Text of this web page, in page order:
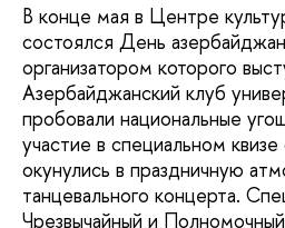
В конце мая в Центре
состоялся День
организатором которого
Азербайджанский клуб
пробовали национальные
участие в специальном
окунулись в праздничную
танцевального концерта.
Чрезвычайный и